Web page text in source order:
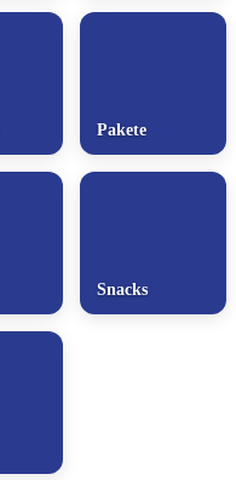
Pakete
Snacks